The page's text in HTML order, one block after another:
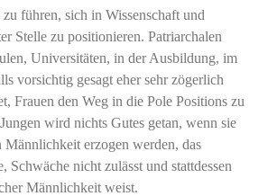
führen, sich in Wissenschaft und
Stelle zu positionieren. Patriarchalen
Universitäten, in der Ausbildung, im
vorsichtig gesagt eher sehr zögerlich
Frauen den Weg in die Pole Positions zu
wird nichts Gutes getan, wenn sie
erzogen werden, das
Schwäche nicht zulässt und stattdessen
Männlichkeit weist.